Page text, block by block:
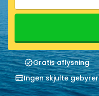
Gratis aflysning
Ingen skjulte gebyrer